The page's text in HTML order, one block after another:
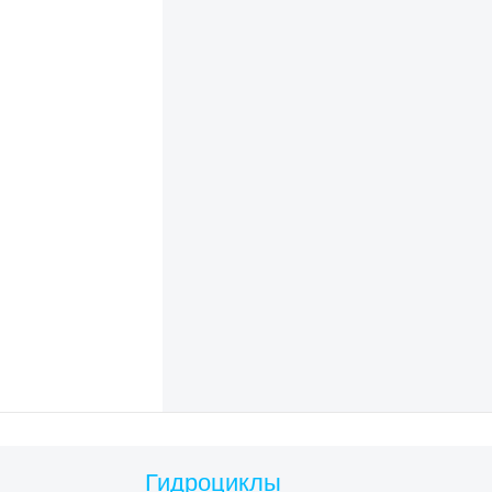
Гидроциклы